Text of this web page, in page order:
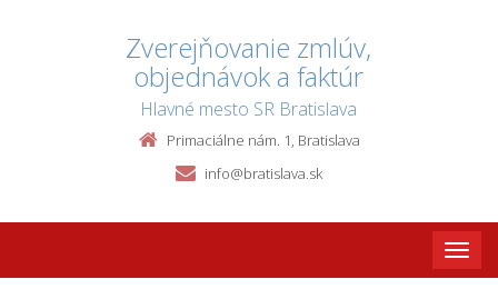
Zverejňovanie zmlúv,
objednávok a faktúr
Hlavné mesto SR Bratislava
Primaciálne nám. 1, Bratislava
info@bratislava.sk
Toggle